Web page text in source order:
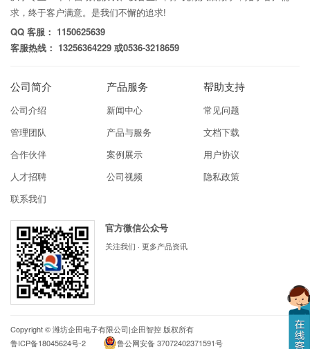
求，终于客户满意。是我们不懈的追求!
QQ 客服： 1150625639
客服热线： 13256364229 或0536-3218659
公司简介
公司介绍
管理团队
合作伙伴
人才招聘
联系我们
产品服务
新闻中心
产品与服务
案例展示
公司视频
帮助支持
常见问题
文档下载
用户协议
隐私政策
官方微信公众号
关注我们 · 更多产品资讯
Copyright ©潍坊企田电子有限公司|企田智控 版权所有
鲁ICP备18045624号-2
鲁公网安备 37072402371591号